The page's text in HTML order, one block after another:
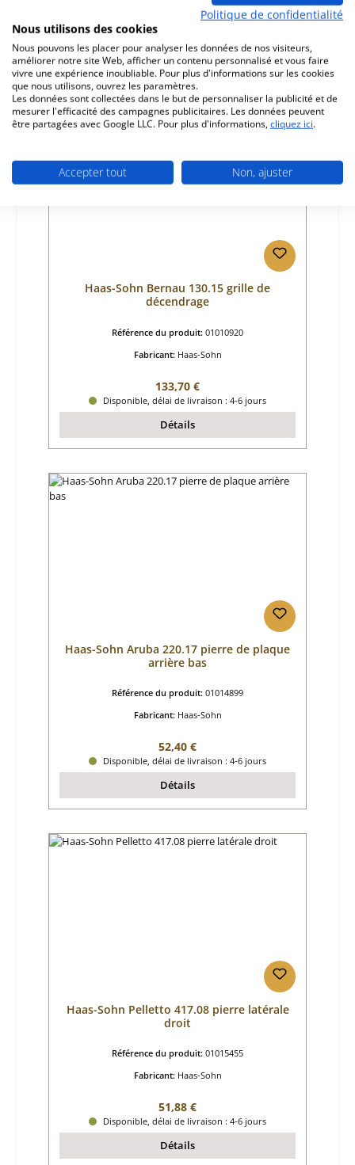
Prix régulier :
Détails
Haas-Sohn Bernau 130.15 grille de
décendrage
Référence du produit: 01010920
Fabricant: Haas-Sohn
Prix régulier :
133,70 €
Disponible, délai de livraison : 4-6 jours
Détails
Haas-Sohn Aruba 220.17 pierre de plaque
arrière bas
Référence du produit: 01014899
Fabricant: Haas-Sohn
Prix régulier :
52,40 €
Disponible, délai de livraison : 4-6 jours
Détails
Haas-Sohn Pelletto 417.08 pierre latérale
droit
Référence du produit: 01015455
Fabricant: Haas-Sohn
Prix régulier :
51,88 €
Disponible, délai de livraison : 4-6 jours
Détails
Politique de confidentialité
Nous utilisons des cookies
Nous pouvons les placer pour analyser les données de nos visiteurs,
améliorer notre site Web, afficher un contenu personnalisé et vous faire
vivre une expérience inoubliable. Pour plus d'informations sur les cookies
que nous utilisons, ouvrez les paramètres.
Les données sont collectées dans le but de personnaliser la publicité et de
mesurer l'efficacité des campagnes publicitaires. Les données peuvent
être partagées avec Google LLC. Pour plus d'informations, cliquez ici.
Accepter tout Non, ajuster